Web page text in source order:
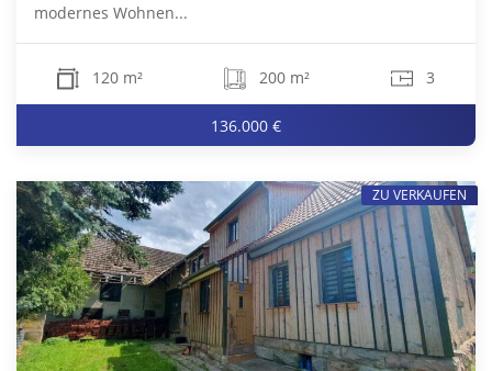
modernes Wohnen...
120 m² 200 m² 3
136.000 €
ZU VERKAUFEN